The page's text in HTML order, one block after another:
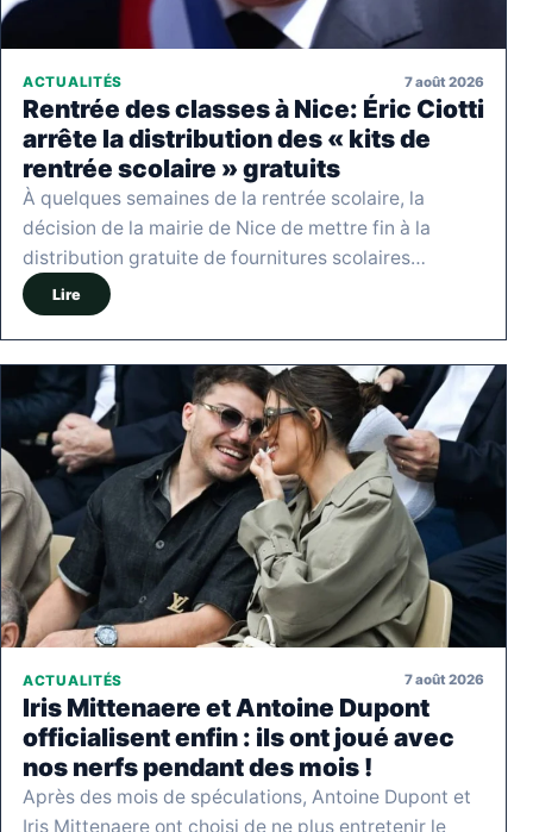
ACTUALITÉS 7 août 2026
Rentrée des classes à Nice: Éric Ciotti
arrête la distribution des « kits de
rentrée scolaire » gratuits
À quelques semaines de la rentrée scolaire, la
décision de la mairie de Nice de mettre fin à la
distribution gratuite de fournitures scolaires…
Lire
ACTUALITÉS 7 août 2026
Iris Mittenaere et Antoine Dupont
officialisent enfin : ils ont joué avec
nos nerfs pendant des mois !
Après des mois de spéculations, Antoine Dupont et
Iris Mittenaere ont choisi de ne plus entretenir le